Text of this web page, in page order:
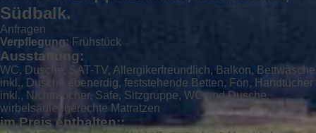
Südbalk.
Anfragen
Verpflegung: Frühstück
Ausstattung:
WC, Dusche, SAT-TV, Allergikerfreundlich, Balkon, Bettwäsche
inkl., Dusche ebenerdig, feststehende Betten, Fön, Handtücher
inkl., Nichtraucher, Safe, Sitzgruppe, WC und Dusche,
wirbelsäulengerechte Matratzen
im Preis enthalten::